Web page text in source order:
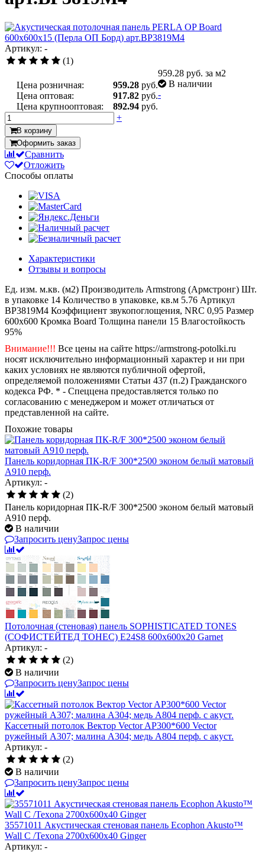
Артикул: -
(1)
Цена розничная: 959.28 руб.
Цена оптовая:
917.82 руб.
Цена крупнооптовая:
892.94 руб.
959.28 руб. за м2
В наличии
-
+
В корзину
Оформить заказ
Сравнить
Отложить
Способы оплаты
Характеристики
Отзывы и вопросы
Ед. изм. м.кв. (м2) Производитель Armstrong (Армстронг) Шт.
в упаковке 14 Количество в упаковке, кв.м 5.76 Артикул
BP3819M4 Коэффициент звукопоглощения, NRC 0,95 Размер
600x600 Кромка Board Толщина панели 15 Влагостойкость
95%
Внимание!!! Все цены на сайте https://armstrong-potolki.ru
носят исключительно информационный характер и ни при
каких условиях не являются публичной офертой,
определяемой положениями Статьи 437 (п.2) Гражданского
кодекса РФ. * - Спеццена предоставляется только по
согласованию с менеджером и может отличаться от
представленной на сайте.
Похожие товары
Панель коридорная ПК-R/F 300*2500 эконом белый матовый
А910 перф.
Артикул: -
(2)
Панель коридорная ПК-R/F 300*2500 эконом белый матовый
А910 перф.
В наличии
Запросить ценуЗапрос цены
Потолочная (стеновая) панель SOPHISTICATED TONES
(СОФИСТЕЙТЕД ТОНЕС) E24S8 600x600x20 Garnet
Артикул: -
(2)
В наличии
Запросить ценуЗапрос цены
Кассетный потолок Вектор Vector AP300*600 Vector
ружейный А307; малина А304; медь А804 перф. с акуст.
Артикул: -
(2)
В наличии
Запросить ценуЗапрос цены
35571011 Акустическая стеновая панель Ecophon Akusto™
Wall C /Texona 2700x600x40 Ginger
Артикул: -